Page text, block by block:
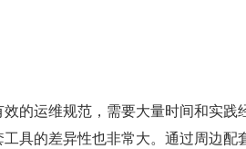
的运维规范，需要大量时间和实践
具的差异性也非常大。通过周边配